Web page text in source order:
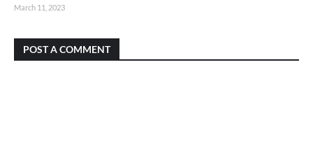
March 11, 2023
POST A COMMENT